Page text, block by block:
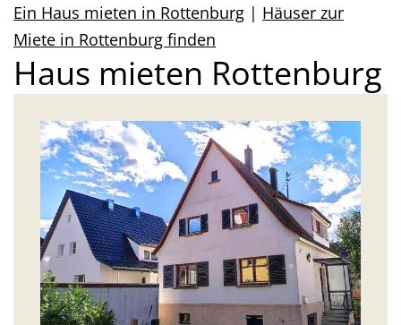
Ein Haus mieten in Rottenburg | Häuser zur
Miete in Rottenburg finden
Haus mieten Rottenburg